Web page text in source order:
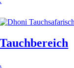
Tauchbereich
.